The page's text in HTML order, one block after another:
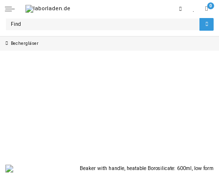
0
Bechergläser